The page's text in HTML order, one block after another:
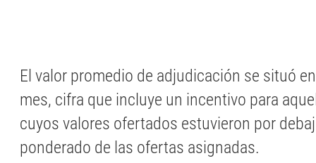
El valor promedio de adjudicación se situó
mes, cifra que incluye un incentivo para
cuyos valores ofertados estuvieron por
ponderado de las ofertas asignadas.